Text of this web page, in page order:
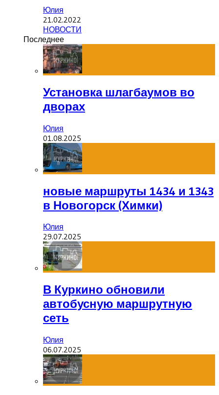
Юлия
21.02.2022
НОВОСТИ
Последнее
Установка шлагбаумов во
дворах
Юлия
01.08.2025
новые маршруты 1434 и 1343
в Новогорск (Химки)
Юлия
29.07.2025
В Куркино обновили
автобусную маршрутную
сеть
Юлия
06.07.2025